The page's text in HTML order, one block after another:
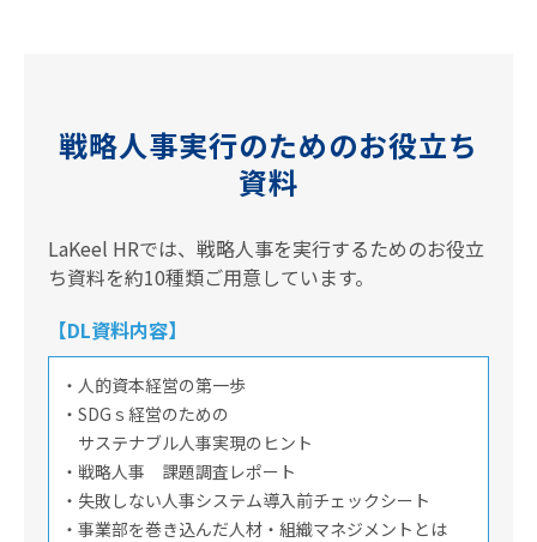
戦略人事実行のためのお役立ち
資料
LaKeel HRでは、戦略人事を実行するためのお役立
ち資料を約10種類ご用意しています。
【DL資料内容】
・人的資本経営の第一歩
・SDGｓ経営のための
サステナブル人事実現のヒント
・戦略人事 課題調査レポート
・失敗しない人事システム導入前チェックシート
・事業部を巻き込んだ人材・組織マネジメントとは